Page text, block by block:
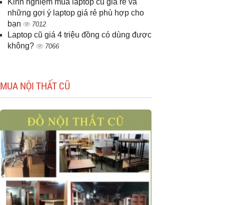
Kinh nghiệm mua laptop cũ giá rẻ và
những gợi ý laptop giá rẻ phù hợp cho
bạn
7012
Laptop cũ giá 4 triệu đồng có dùng được
không?
7066
MUA NỘI THẤT CŨ